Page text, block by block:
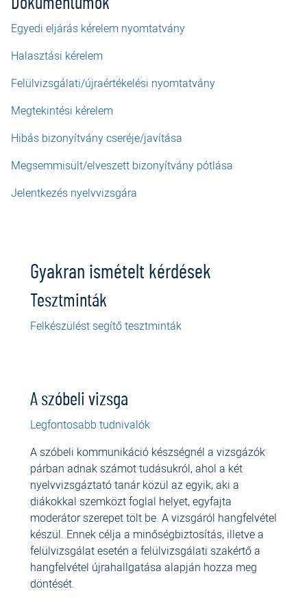
Egyedi eljárás kérelem nyomtatvány
Halasztási kérelem
Felülvizsgálati/újraértékelési nyomtatvány
Megtekintési kérelem
Hibás bizonyítvány cseréje/javítása
Megsemmisült/elveszett bizonyítvány pótlása
Jelentkezés nyelvvizsgára
Gyakran ismételt kérdések
Tesztminták
Felkészülést segítő tesztminták
A szóbeli vizsga
Legfontosabb tudnivalók
A szóbeli kommunikáció készségnél a vizsgázók
párban adnak számot tudásukról, ahol a két
nyelvvizsgáztató tanár közül az egyik, aki a
diákokkal szemközt foglal helyet, egyfajta
moderátor szerepet tölt be. A vizsgáról hangfelvétel
készül. Ennek célja a minőségbiztosítás, illetve a
felülvizsgálat esetén a felülvizsgálati szakértő a
hangfelvétel újrahallgatása alapján hozza meg
döntését.